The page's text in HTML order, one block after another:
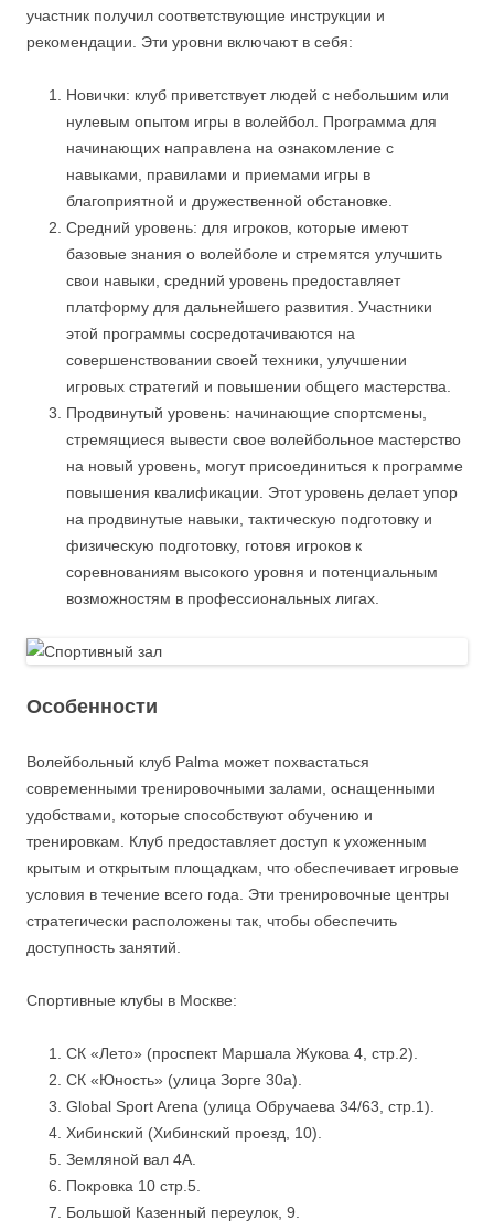
участник получил соответствующие инструкции и
рекомендации. Эти уровни включают в себя:
Новички: клуб приветствует людей с небольшим или
нулевым опытом игры в волейбол. Программа для
начинающих направлена на ознакомление с
навыками, правилами и приемами игры в
благоприятной и дружественной обстановке.
Средний уровень: для игроков, которые имеют
базовые знания о волейболе и стремятся улучшить
свои навыки, средний уровень предоставляет
платформу для дальнейшего развития. Участники
этой программы сосредотачиваются на
совершенствовании своей техники, улучшении
игровых стратегий и повышении общего мастерства.
Продвинутый уровень: начинающие спортсмены,
стремящиеся вывести свое волейбольное мастерство
на новый уровень, могут присоединиться к программе
повышения квалификации. Этот уровень делает упор
на продвинутые навыки, тактическую подготовку и
физическую подготовку, готовя игроков к
соревнованиям высокого уровня и потенциальным
возможностям в профессиональных лигах.
Особенности
Волейбольный клуб Palma может похвастаться
современными тренировочными залами, оснащенными
удобствами, которые способствуют обучению и
тренировкам. Клуб предоставляет доступ к ухоженным
крытым и открытым площадкам, что обеспечивает игровые
условия в течение всего года. Эти тренировочные центры
стратегически расположены так, чтобы обеспечить
доступность занятий.
Спортивные клубы в Москве:
СК «Лето» (проспект Маршала Жукова 4, стр.2).
СК «Юность» (улица Зорге 30а).
Global Sport Arena (улица Обручаева 34/63, стр.1).
Хибинский (Хибинский проезд, 10).
Земляной вал 4А.
Покровка 10 стр.5.
Большой Казенный переулок, 9.